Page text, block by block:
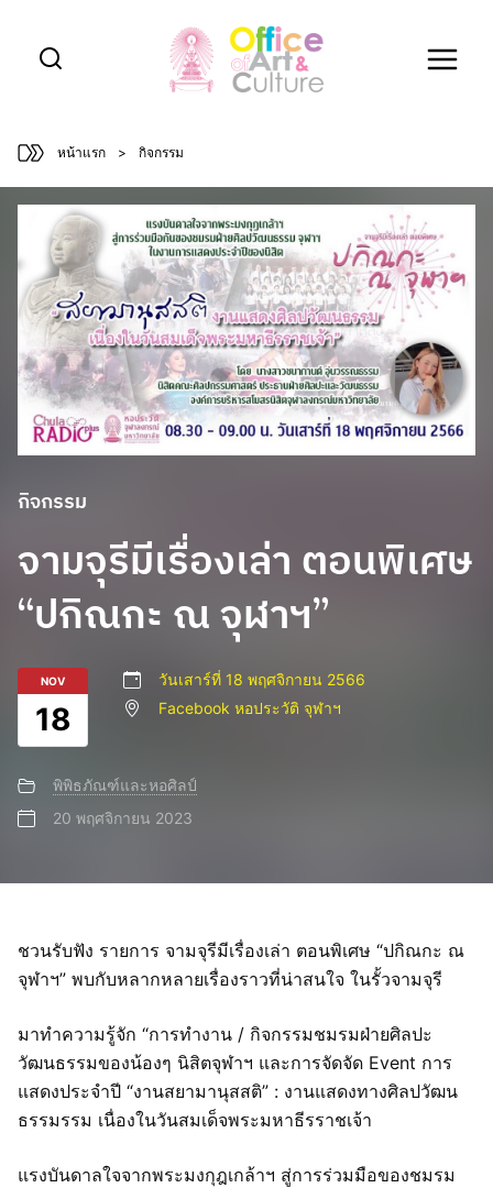
content
หน้าแรก > กิจกรรม
กิจกรรม
จามจุรีมีเรื่องเล่า ตอนพิเศษ
“ปกิณกะ ณ จุฬาฯ”
NOV
18
วันเสาร์ที่ 18 พฤศจิกายน 2566
Facebook หอประวัติ จุฬาฯ
พิพิธภัณฑ์และหอศิลป์
20 พฤศจิกายน 2023
ชวนรับฟัง รายการ จามจุรีมีเรื่องเล่า ตอนพิเศษ “ปกิณกะ ณ
จุฬาฯ” พบกับหลากหลายเรื่องราวที่น่าสนใจ ในรั้วจามจุรี
มาทำความรู้จัก “การทำงาน / กิจกรรมชมรมฝ่ายศิลปะ
วัฒนธรรมของน้องๆ นิสิตจุฬาฯ และการจัดจัด Event การ
แสดงประจำปี “งานสยามานุสสติ” : งานแสดงทางศิลปวัฒน
ธรรมรรม เนื่องในวันสมเด็จพระมหาธีรราชเจ้า
แรงบันดาลใจจากพระมงกุฎเกล้าฯ สู่การร่วมมือของชมรม